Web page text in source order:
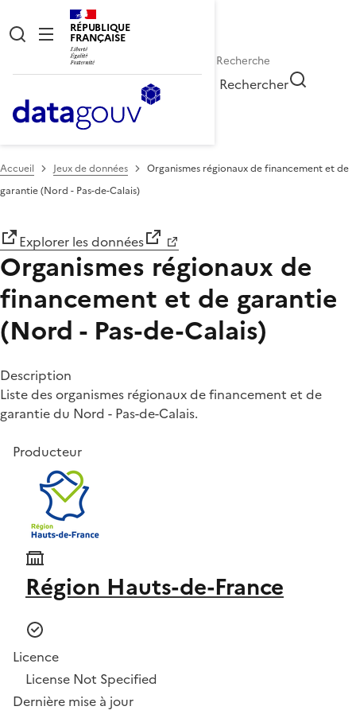
RÉPUBLIQUE
FRANÇAISE
Rechercher
Accueil Jeux de données
Organismes régionaux de financement et de
garantie (Nord - Pas-de-Calais)
Explorer les données
Organismes régionaux de
financement et de garantie
(Nord - Pas-de-Calais)
Description
Liste des organismes régionaux de financement et de
garantie du Nord - Pas-de-Calais.
Producteur
Région Hauts-de-France
Licence
License Not Specified
Dernière mise à jour